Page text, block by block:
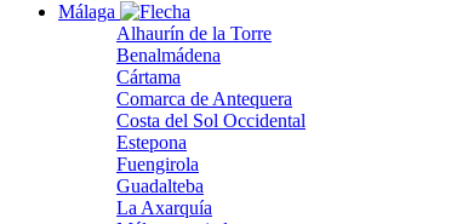
Málaga
Alhaurín de la Torre
Benalmádena
Cártama
Comarca de Antequera
Costa del Sol Occidental
Estepona
Fuengirola
Guadalteba
La Axarquía